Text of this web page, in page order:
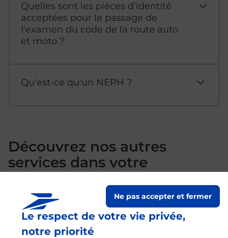
Le respect de votre vie privée,
notre priorité
Ne pas accepter et fermer
Quelles sont les pièces d’identité
acceptées pour le passage de
l'examen du code de la route auto
et moto ?
Qu'est-ce qu'un NEPH ?
Découvrez nos autres
services dans votre